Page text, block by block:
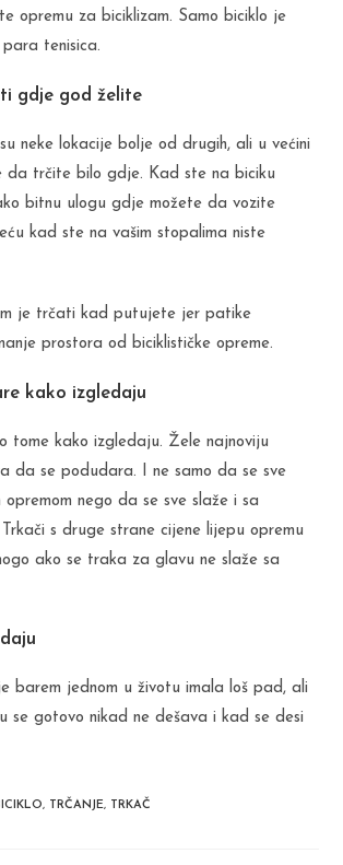
opremu za biciklizam. Samo biciklo je
tenisica.
gdje god želite
neke lokacije bolje od drugih, ali u većini
da trčite bilo gdje. Kad ste na biciku
bitnu ulogu gdje možete da vozite
kad ste na vašim stopalima niste
je trčati kad putujete jer patike
prostora od biciklističke opreme.
kako izgledaju
tome kako izgledaju. Žele najnoviju
da se podudara. I ne samo da se sve
opremom nego da se sve slaže i sa
Trkači s druge strane cijene lijepu opremu
ako se traka za glavu ne slaže sa
barem jednom u životu imala loš pad, ali
se gotovo nikad ne dešava i kad se desi
, TRČANJE, TRKAČ